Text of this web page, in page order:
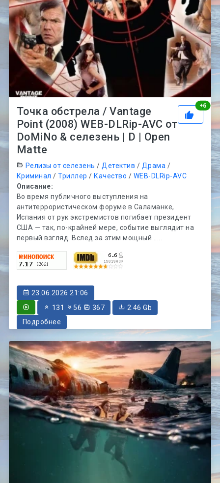
+6
Точка обстрела / Vantage
Point (2008) WEB-DLRip-AVC от
DoMiNo & селезень | D | Open
Matte
Релизы от селезень / Детектив / Драма /
Криминал /Триллер / Качество / WEB-DLRip-AVC
Описание:
Во время публичного выступления на
антитеррористическом форуме в Саламанке,
Испания от рук экстремистов погибает президент
США — так, по-крайней мере, событие выглядит на
первый взгляд. Вслед за этим мощный .....
23.06.2026 21:06
131
56 367
2.46 Gb
Подробнее